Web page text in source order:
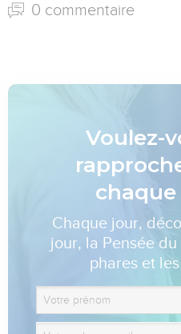
0 commentaire
Voulez-
Chaque jour,
jour, la Pensée
phares et